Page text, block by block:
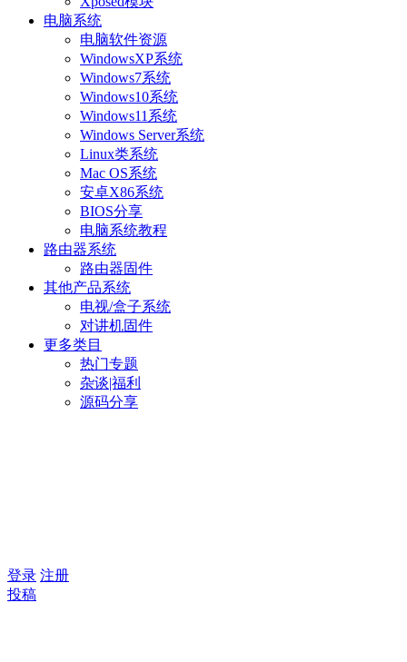
电脑系统
电脑软件资源
WindowsXP系统
Windows7系统
Windows10系统
Windows11系统
Windows Server系统
Linux类系统
Mac OS系统
安卓X86系统
BIOS分享
电脑系统教程
路由器系统
路由器固件
其他产品系统
电视/盒子系统
对讲机固件
更多类目
热门专题
杂谈|福利
源码分享
登录 注册
投稿